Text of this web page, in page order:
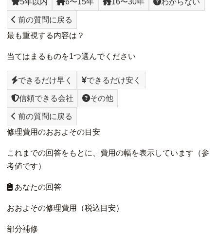
前の質問に戻る
最も重視する内容は？
当てはまるものを1つ選んでください
できるだけ早く できるだけ安く
信頼できる会社 その他
前の質問に戻る
修理費用のおおよその目安
これまでの回答をもとに、費用の幅を表示しています（参
考値です）
あなたの回答
おおよその修理費用（税込目安）
部分補修